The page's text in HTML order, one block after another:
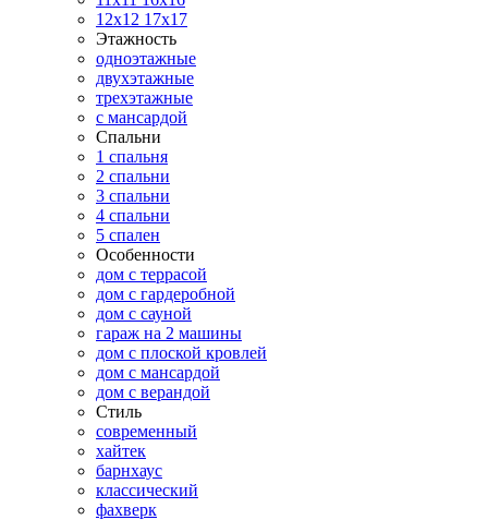
12х12 17х17
Этажность
одноэтажные
двухэтажные
трехэтажные
с мансардой
Спальни
1 спальня
2 спальни
3 спальни
4 спальни
5 спален
Особенности
дом с террасой
дом с гардеробной
дом с сауной
гараж на 2 машины
дом с плоской кровлей
дом с мансардой
дом с верандой
Стиль
современный
хайтек
барнхаус
классический
фахверк